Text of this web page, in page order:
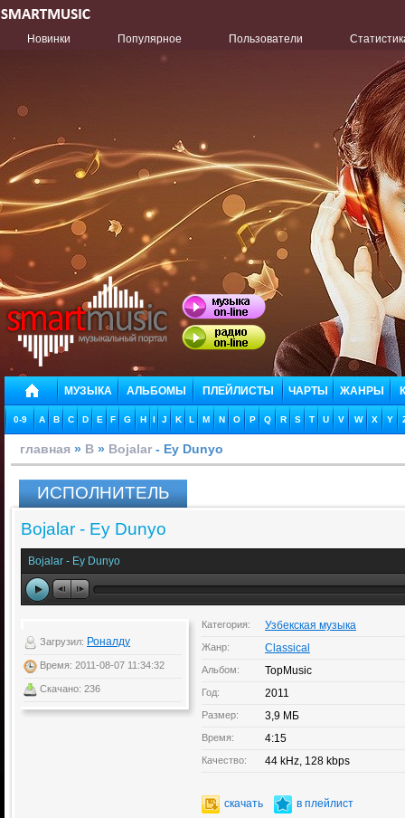
Новинки Популярное Пользователи
МУЗЫКА АЛЬБОМЫ ПЛЕЙЛИСТЫ ЧАРТЫ ЖАНРЫ
0-9 A B C D E F G H I J K L M N O P Q R S T U V W X Y
главная » B » Bojalar - Ey Dunyo
ИСПОЛНИТЕЛЬ
Bojalar - Ey Dunyo
Bojalar - Ey Dunyo
Загрузил: Роналду
Время: 2011-08-07 11:34:32
Скачано: 236
Категория: Узбекская музыка
Жанр: Classical
Альбом: TopMusic
Год: 2011
Размер: 3,9 МБ
Время: 4:15
Качество: 44 kHz, 128 kbps
скачать в плейлист